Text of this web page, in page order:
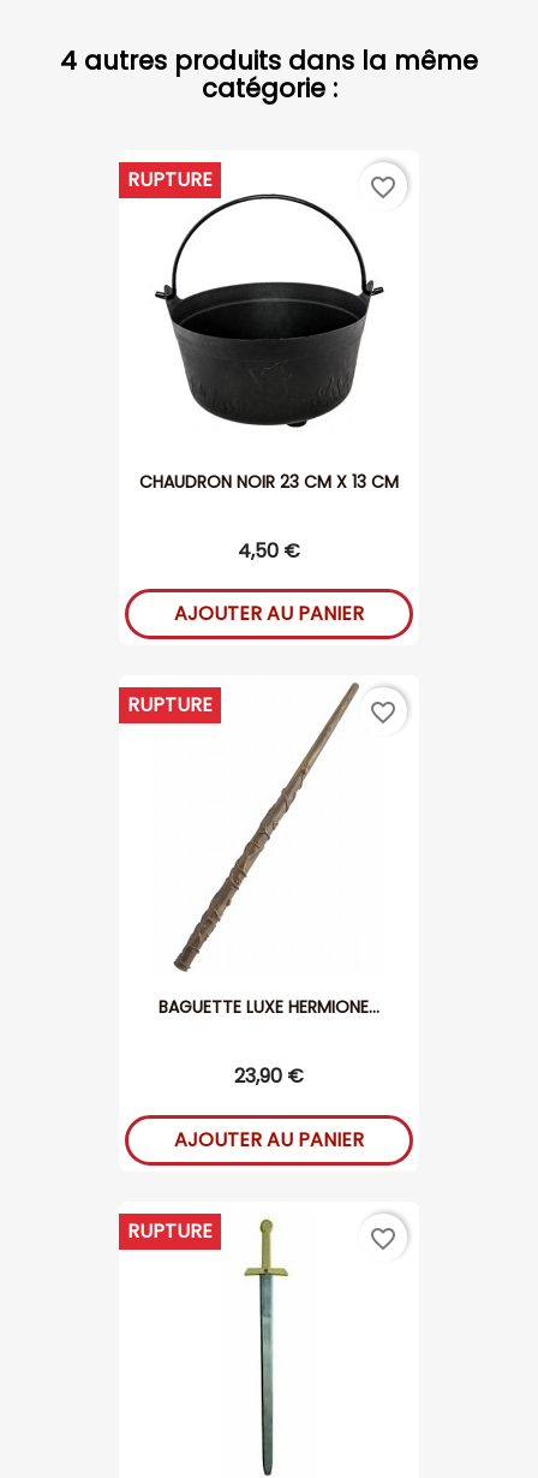
4 autres produits dans la même
catégorie :
CHAUDRON NOIR 23 CM X 13 CM
4,50 €
RUPTURE
AJOUTER AU PANIER
favorite_border
BAGUETTE LUXE HERMIONE...
23,90 €
RUPTURE
AJOUTER AU PANIER
favorite_border
RUPTURE favorite_border